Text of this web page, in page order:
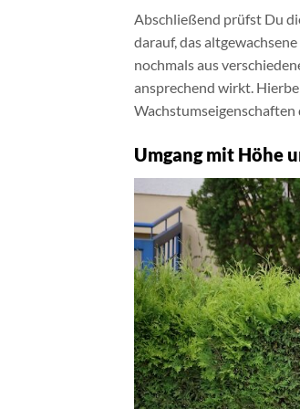
Abschließend prüfst Du
darauf, das
nochmals aus
ansprechend wirkt.
Wachstumseigenschaften
Umgang mit Höhe